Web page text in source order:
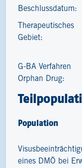
Beschlussdatum:
Therapeutisches
Gebiet:
G-BA Verfahren
Orphan Drug:
Population
eines DMÖ bei